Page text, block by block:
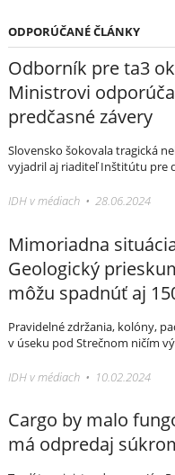
ODPORÚČANÉ ČLÁNKY
Odborník pre ta3
Ministrovi
predčasné závery
Slovensko šokovala tragická
vyjadril aj riaditeľ Inštitútu pre
IDH v médiach • 28.06.2024
Mimoriadna
Geologický
môžu spadnúť aj
Pravidelné zdržania, kolóny,
v úseku pod Strečnom ničím
IDH v médiach • 10.02.2024
Cargo by malo
má odpredaj